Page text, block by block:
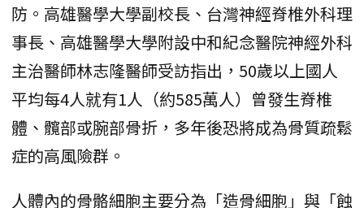
防。高雄醫學大學副校長、台灣神經脊椎外科理
事長、高雄醫學大學附設中和紀念醫院神經外科
主治醫師林志隆醫師受訪指出，50歲以上國人
平均每4人就有1人（約585萬人）曾發生脊椎
體、髖部或腕部骨折，多年後恐將成為骨質疏鬆
症的高風險群。
人體內的骨骼細胞主要分為「造骨細胞」與「蝕